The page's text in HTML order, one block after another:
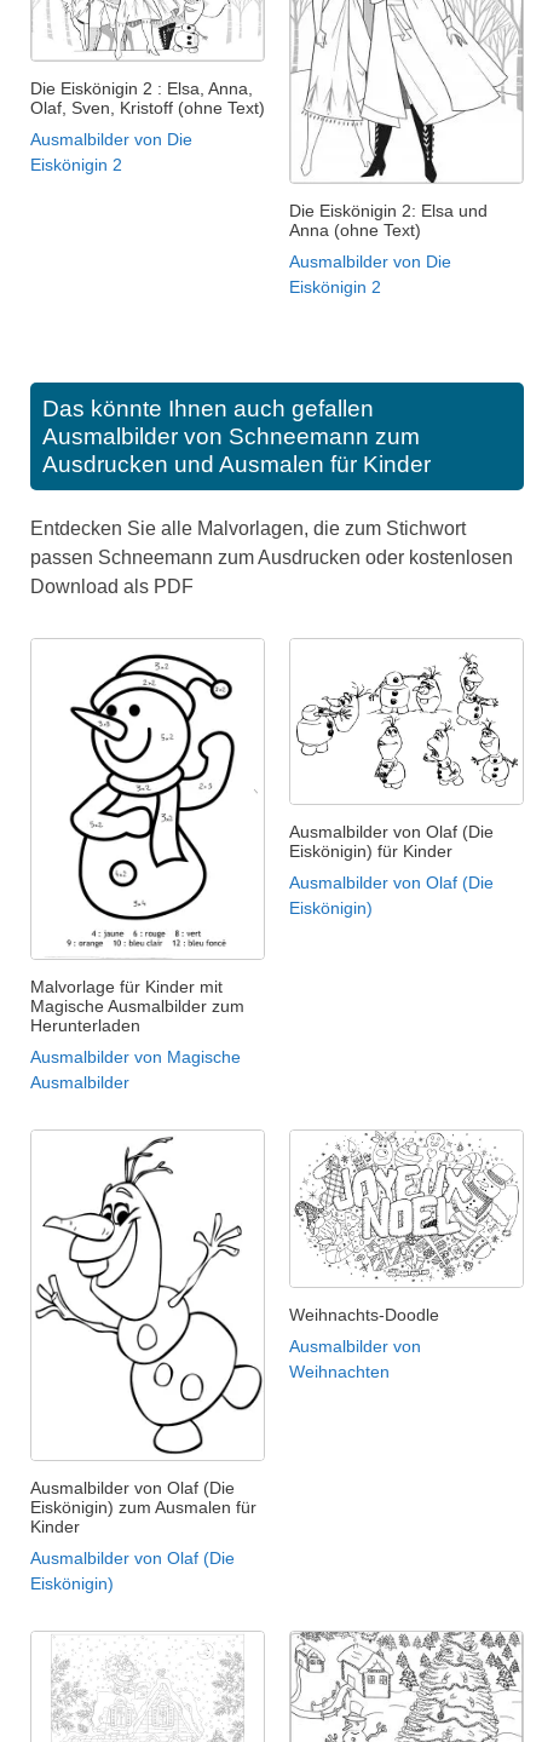
Die Eiskönigin 2 : Elsa, Anna,
Olaf, Sven, Kristoff (ohne Text)
Ausmalbilder von Die
Eiskönigin 2
Die Eiskönigin 2: Elsa und
Anna (ohne Text)
Ausmalbilder von Die
Eiskönigin 2
Das könnte Ihnen auch gefallen
Ausmalbilder von Schneemann zum
Ausdrucken und Ausmalen für Kinder
Entdecken Sie alle Malvorlagen, die zum Stichwort
passen Schneemann zum Ausdrucken oder kostenlosen
Download als PDF
Malvorlage für Kinder mit
Magische Ausmalbilder zum
Herunterladen
Ausmalbilder von Magische
Ausmalbilder
Ausmalbilder von Olaf (Die
Eiskönigin) für Kinder
Ausmalbilder von Olaf (Die
Eiskönigin)
Ausmalbilder von Olaf (Die
Eiskönigin) zum Ausmalen für
Kinder
Ausmalbilder von Olaf (Die
Eiskönigin)
Weihnachts-Doodle
Ausmalbilder von
Weihnachten